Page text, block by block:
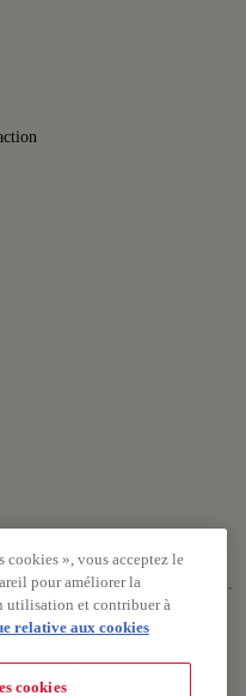
cookies », vous acceptez le
pour améliorer la
utilisation et contribuer à
relative aux cookies
cookies